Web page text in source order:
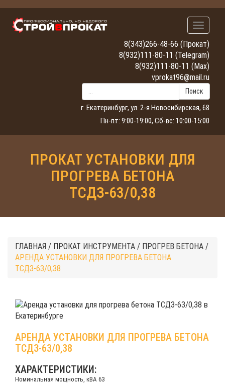
8(343)266-48-66 (Прокат)
8(932)111-80-11 (Telegram)
8(932)111-80-11 (Max)
vprokat96@mail.ru
Поиск
г. Екатеринбург, ул. 2-я Новосибирская, 68
Пн-пт: 9:00-19:00, Сб-вс: 10:00-15:00
ПРОКАТ УСТАНОВКИ ДЛЯ
ПРОГРЕВА БЕТОНА
ТСДЗ-63/0,38
ГЛАВНАЯ / ПРОКАТ ИНСТРУМЕНТА / ПРОГРЕВ БЕТОНА /
АРЕНДА УСТАНОВКИ ДЛЯ ПРОГРЕВА БЕТОНА
ТСДЗ-63/0,38
АРЕНДА УСТАНОВКИ ДЛЯ ПРОГРЕВА БЕТОНА
ТСДЗ-63/0,38
ХАРАКТЕРИСТИКИ:
Номинальная мощность, кВА 63